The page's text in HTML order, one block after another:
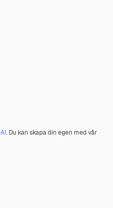
AI. Du kan skapa din egen med vår